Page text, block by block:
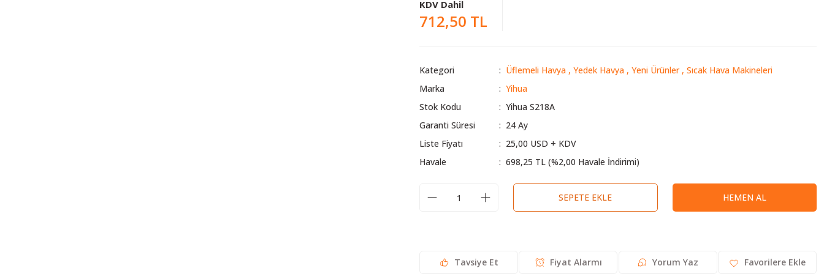
KDV Dahil
712,50 TL
Kategori Üflemeli Havya , Yedek Havya , Yeni Ürünler , Sıcak Hava Makineleri
Marka
Yihua
Stok Kodu
Yihua S218A
Garanti Süresi
24 Ay
Liste Fiyatı
25,00 USD + KDV
Havale
698,25 TL (%2,00 Havale İndirimi)
SEPETE EKLE HEMEN AL
Tavsiye Et Fiyat Alarmı Yorum Yaz